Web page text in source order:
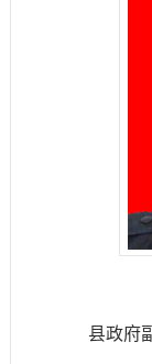
县政府